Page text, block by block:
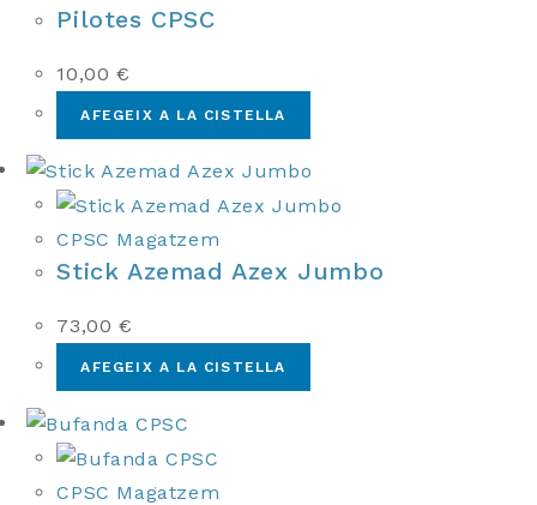
Pilotes CPSC
10,00€
AFEGEIX A LA CISTELLA
CPSC Magatzem
Stick Azemad Azex Jumbo
73,00€
AFEGEIX A LA CISTELLA
CPSC Magatzem